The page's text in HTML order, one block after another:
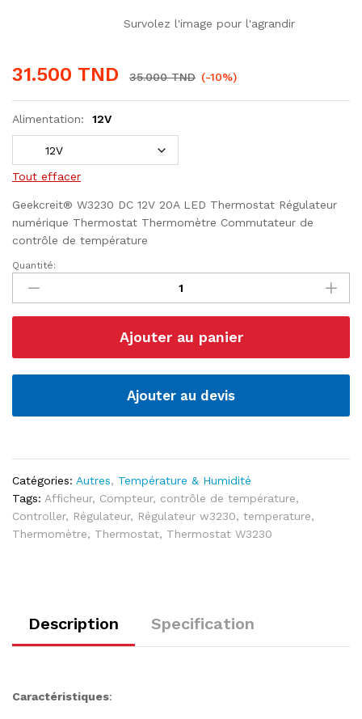
Survolez l'image pour l'agrandir
31.500 TND 35.000TND (-10%)
Alimentation: 12V
Tout effacer
Geekcreit® W3230 DC 12V 20A LED Thermostat Régulateur
numérique Thermostat Thermomètre Commutateur de
contrôle de température
Digital
Température
Controller
Thermostat
:
DC
110V-
220V
10A
quantité
Quantité:
Ajouter au panier
Ajouter au devis
Catégories: Autres, Température & Humidité
Tags: Afficheur, Compteur, contrôle de température,
Controller, Régulateur, Régulateur w3230, temperature,
Thermomètre, Thermostat, Thermostat W3230
Description Specification
Caractéristiques: